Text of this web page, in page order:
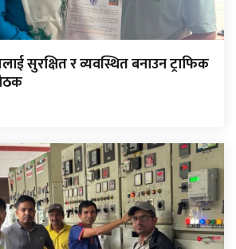
सुरक्षित र व्यवस्थित बनाउन ट्राफिक